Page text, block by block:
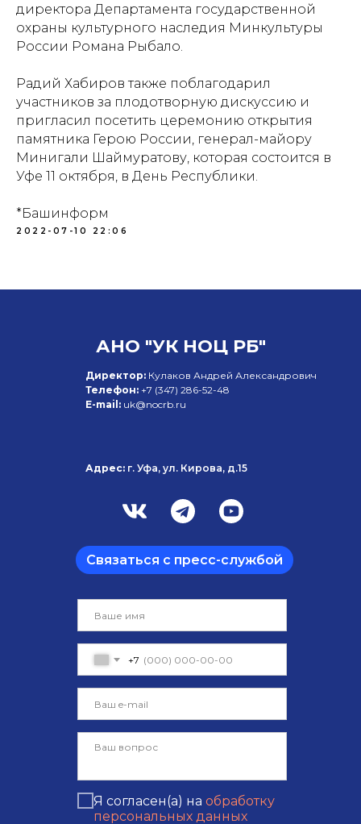
директора Департамента государственной
охраны культурного наследия Минкультуры
России Романа Рыбало.
Радий Хабиров также поблагодарил
участников за плодотворную дискуссию и
пригласил посетить церемонию открытия
памятника Герою России, генерал-майору
Минигали Шаймуратову, которая состоится в
Уфе 11 октября, в День Республики.
*Башинформ
2022-07-10 22:06
+7
Я согласен(а) на обработку
персональных данных
АНО "УК НОЦ РБ"
Директор: Кулаков Андрей Александрович
Телефон: +7 (347) 286-52-48
E-mail: uk@nocrb.ru
Адрес: г. Уфа, ул. Кирова, д.15
Связаться с пресс-службой